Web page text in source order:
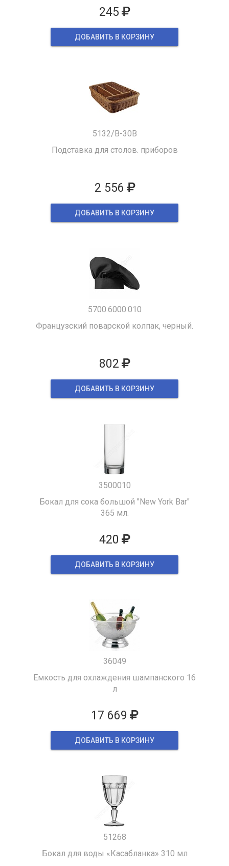
245
ДОБАВИТЬ В КОРЗИНУ
5132/B-30B
Подставка для столов. приборов
2 556
ДОБАВИТЬ В КОРЗИНУ
5700.6000.010
Французский поварской колпак, черный.
802
ДОБАВИТЬ В КОРЗИНУ
3500010
Бокал для сока большой "New York Bar"
365 мл.
420
ДОБАВИТЬ В КОРЗИНУ
36049
Емкость для охлаждения шампанского 16
л
17 669
ДОБАВИТЬ В КОРЗИНУ
51268
Бокал для воды «Касабланка» 310 мл